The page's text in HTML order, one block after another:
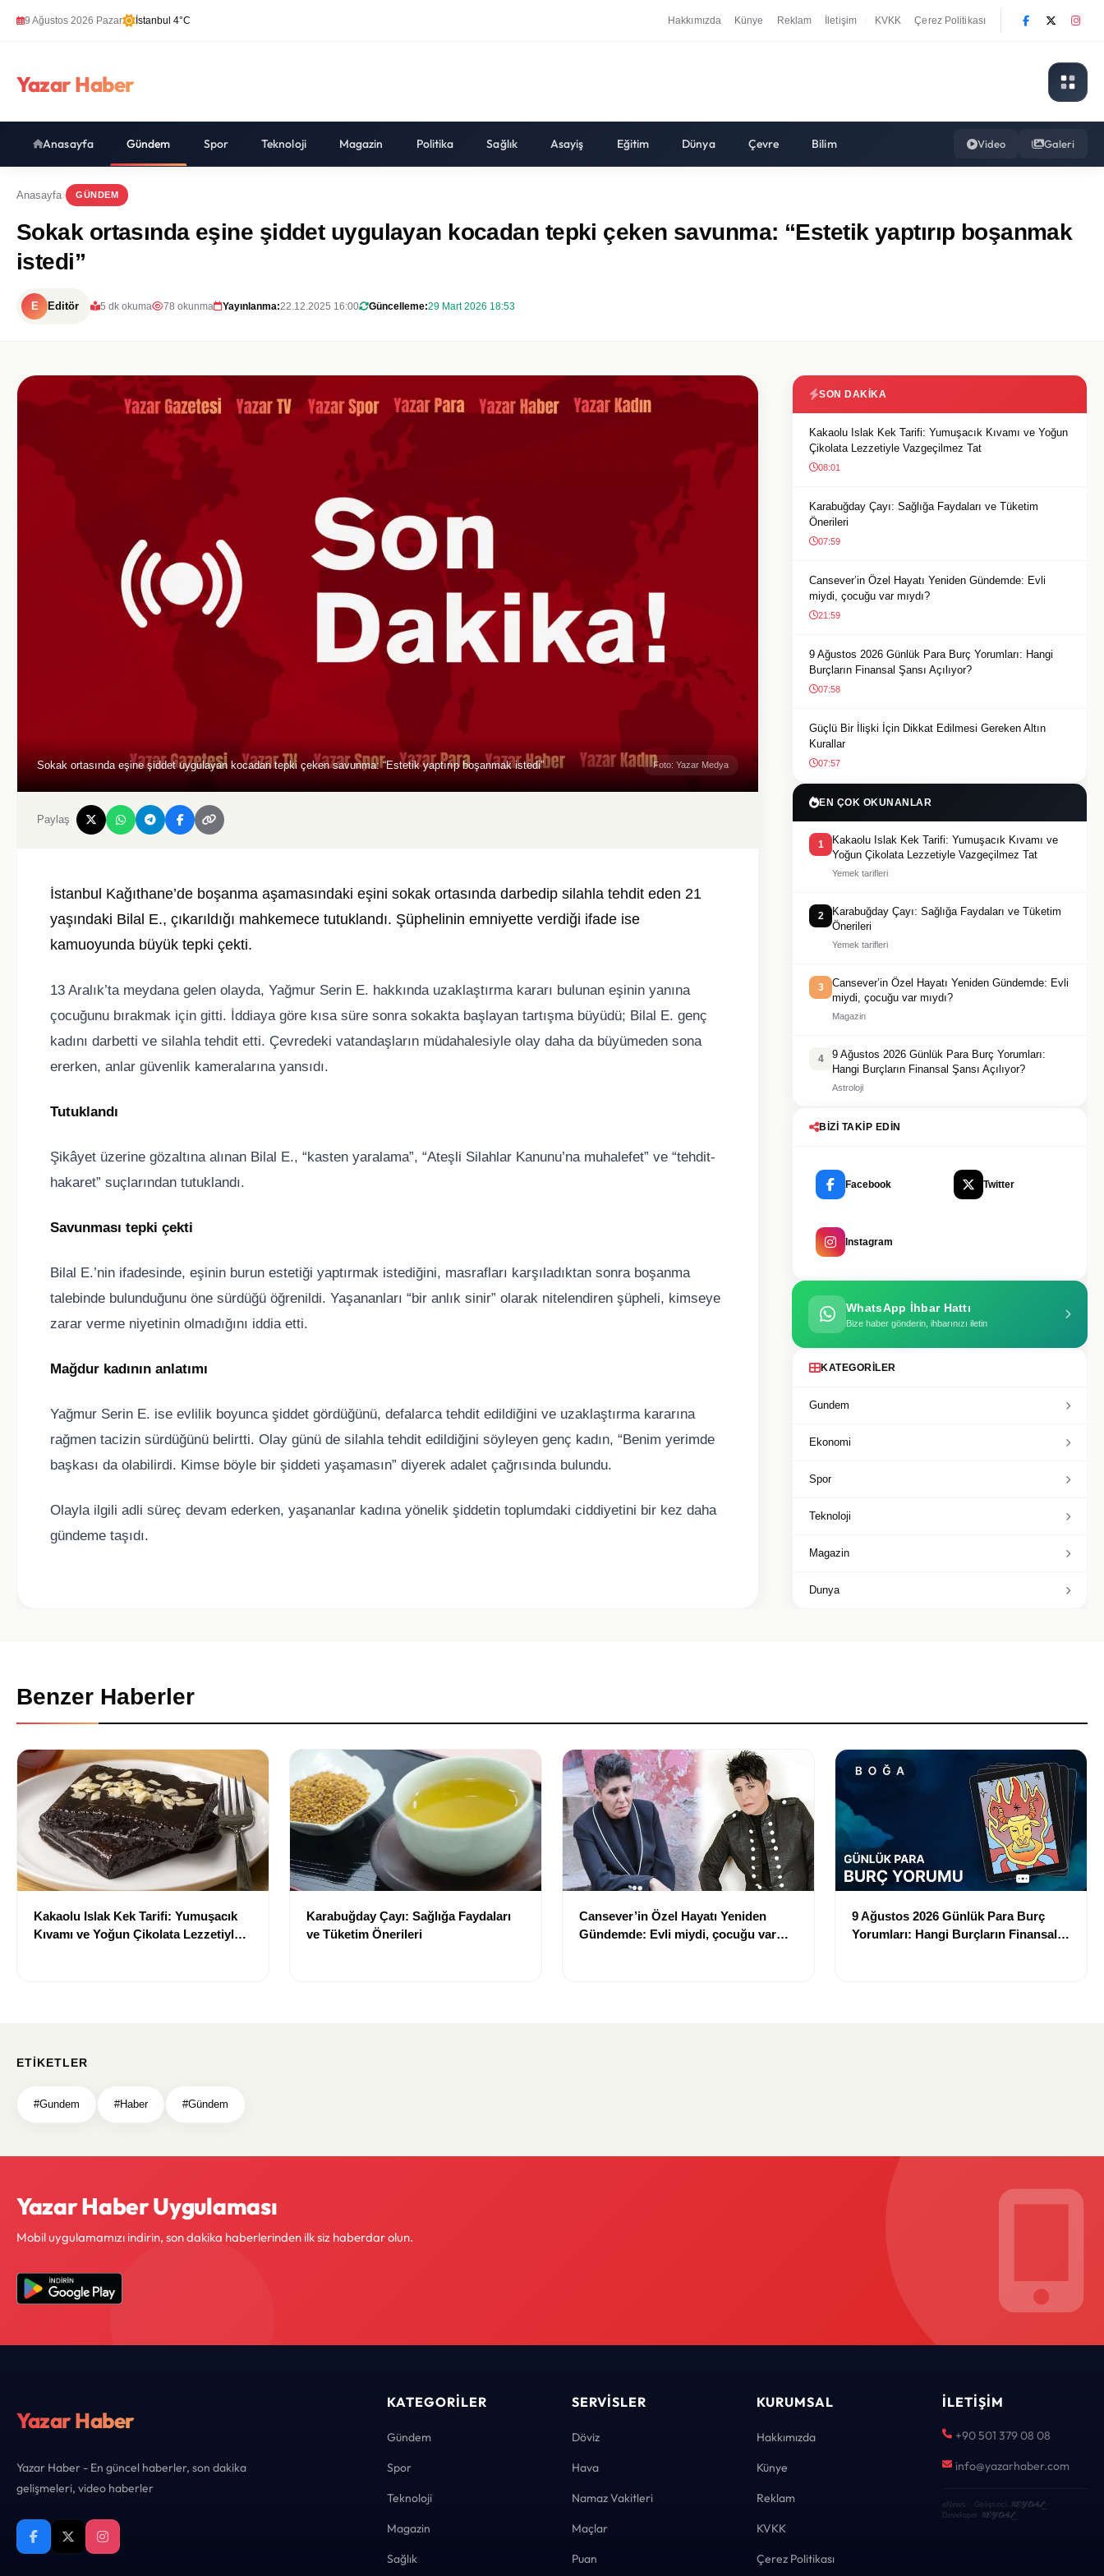
9 Ağustos 2026 Pazar İstanbul 4°C Hakkımızda Künye Reklam İletişim KVKK Çerez Politikası
Yazar Haber
Anasayfa Gündem Spor Teknoloji Magazin Politika Sağlık Asayiş Eğitim Dünya Çevre Bilim Video Galeri
Anasayfa GÜNDEM
Sokak ortasında eşine şiddet uygulayan kocadan tepki çeken savunma: “Estetik yaptırıp boşanmak
istedi”
E Editör 5 dk okuma 78 okunma Yayınlanma:22.12.2025 16:00 Güncelleme:29 Mart 2026 18:53
Sokak ortasında eşine şiddet uygulayan kocadan tepki çeken savunma: “Estetik yaptırıp boşanmak istedi” Foto: Yazar Medya
Paylaş
İstanbul Kağıthane’de boşanma aşamasındaki eşini sokak ortasında darbedip silahla tehdit eden 21
yaşındaki Bilal E., çıkarıldığı mahkemece tutuklandı. Şüphelinin emniyette verdiği ifade ise
kamuoyunda büyük tepki çekti.
13 Aralık’ta meydana gelen olayda, Yağmur Serin E. hakkında uzaklaştırma kararı bulunan eşinin yanına
çocuğunu bırakmak için gitti. İddiaya göre kısa süre sonra sokakta başlayan tartışma büyüdü; Bilal E. genç
kadını darbetti ve silahla tehdit etti. Çevredeki vatandaşların müdahalesiyle olay daha da büyümeden sona
ererken, anlar güvenlik kameralarına yansıdı.
Tutuklandı
Şikâyet üzerine gözaltına alınan Bilal E., “kasten yaralama”, “Ateşli Silahlar Kanunu’na muhalefet” ve “tehdit-
hakaret” suçlarından tutuklandı.
Savunması tepki çekti
Bilal E.’nin ifadesinde, eşinin burun estetiği yaptırmak istediğini, masrafları karşıladıktan sonra boşanma
talebinde bulunduğunu öne sürdüğü öğrenildi. Yaşananları “bir anlık sinir” olarak nitelendiren şüpheli, kimseye
zarar verme niyetinin olmadığını iddia etti.
Mağdur kadının anlatımı
Yağmur Serin E. ise evlilik boyunca şiddet gördüğünü, defalarca tehdit edildiğini ve uzaklaştırma kararına
rağmen tacizin sürdüğünü belirtti. Olay günü de silahla tehdit edildiğini söyleyen genç kadın, “Benim yerimde
başkası da olabilirdi. Kimse böyle bir şiddeti yaşamasın” diyerek adalet çağrısında bulundu.
Olayla ilgili adli süreç devam ederken, yaşananlar kadına yönelik şiddetin toplumdaki ciddiyetini bir kez daha
gündeme taşıdı.
SON DAKIKA
Kakaolu Islak Kek Tarifi: Yumuşacık Kıvamı ve Yoğun
Çikolata Lezzetiyle Vazgeçilmez Tat
08:01
Karabuğday Çayı: Sağlığa Faydaları ve Tüketim
Önerileri
07:59
Cansever’in Özel Hayatı Yeniden Gündemde: Evli
miydi, çocuğu var mıydı?
21:59
9 Ağustos 2026 Günlük Para Burç Yorumları: Hangi
Burçların Finansal Şansı Açılıyor?
07:58
Güçlü Bir İlişki İçin Dikkat Edilmesi Gereken Altın
Kurallar
07:57
EN ÇOK OKUNANLAR
1
Kakaolu Islak Kek Tarifi: Yumuşacık Kıvamı ve
Yoğun Çikolata Lezzetiyle Vazgeçilmez Tat
Yemek tarifleri
2
Karabuğday Çayı: Sağlığa Faydaları ve Tüketim
Önerileri
Yemek tarifleri
3
Cansever’in Özel Hayatı Yeniden Gündemde: Evli
miydi, çocuğu var mıydı?
Magazin
4
9 Ağustos 2026 Günlük Para Burç Yorumları:
Hangi Burçların Finansal Şansı Açılıyor?
Astroloji
BIZI TAKIP EDIN
Facebook Twitter
Instagram
WhatsApp İhbar Hattı
Bize haber gönderin, ihbarınızı iletin
KATEGORILER
Gundem
Ekonomi
Spor
Teknoloji
Magazin
Dunya
Benzer Haberler
Kakaolu Islak Kek Tarifi: Yumuşacık
Kıvamı ve Yoğun Çikolata Lezzetiyle
Karabuğday Çayı: Sağlığa Faydaları
ve Tüketim Önerileri
Cansever’in Özel Hayatı Yeniden
Gündemde: Evli miydi, çocuğu var
9 Ağustos 2026 Günlük Para Burç
Yorumları: Hangi Burçların Finansal
ETIKETLER
#Gundem #Haber #Gündem
Yazar Haber Uygulaması
Mobil uygulamamızı indirin, son dakika haberlerinden ilk siz haberdar olun.
Yazar Haber
Yazar Haber - En güncel haberler, son dakika
gelişmeleri, video haberler
KATEGORILER
Gündem
Spor
Teknoloji
Magazin
Sağlık
SERVISLER
Döviz
Hava
Namaz Vakitleri
Maçlar
Puan
KURUMSAL
Hakkımızda
Künye
Reklam
KVKK
Çerez Politikası
İLETIŞIM
+90 501 379 08 08
info@yazarhaber.com
eNews · Geliştirici KEYDAL·
Developer KEYDAL